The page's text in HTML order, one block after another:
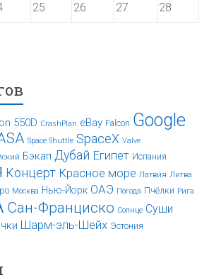
25 26 27 28
550D CrashPlan eBay Falcon Google
Space Shuttle SpaceX Valve
Бэкап Дубай Египет Испания
Концерт Красное море Латвия Литва
Москва Нью-Йорк ОАЭ Погода Пчёлки Рига
Сан-Франциско Солнце Суши
Шарм-эль-Шейх Эстония